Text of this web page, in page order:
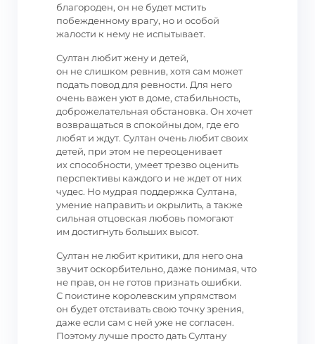
благороден, он не будет мстить
побежденному врагу, но и особой
жалости к нему не испытывает.
Султан любит жену и детей,
он не слишком ревнив, хотя сам может
подать повод для ревности. Для него
очень важен уют в доме, стабильность,
доброжелательная обстановка. Он хочет
возвращаться в спокойны дом, где его
любят и ждут. Султан очень любит своих
детей, при этом не переоценивает
их способности, умеет трезво оценить
перспективы каждого и не ждет от них
чудес. Но мудрая поддержка Султана,
умение направить и окрылить, а также
сильная отцовская любовь помогают
им достигнуть больших высот.
Султан не любит критики, для него она
звучит оскорбительно, даже понимая, что
не прав, он не готов признать ошибки.
С поистине королевским упрямством
он будет отстаивать свою точку зрения,
даже если сам с ней уже не согласен.
Поэтому лучше просто дать Султану